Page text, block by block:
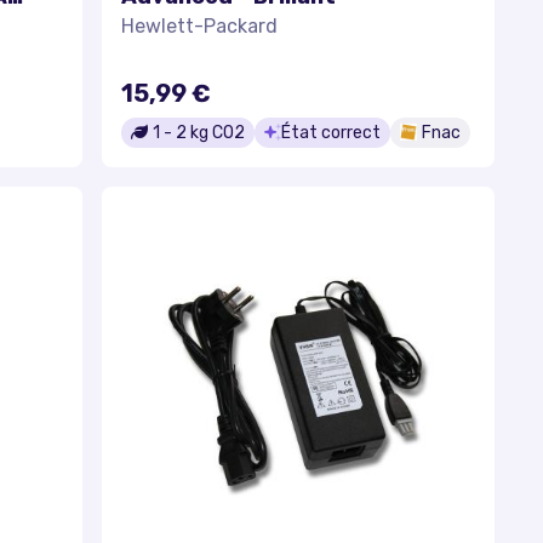
Hewlett-Packard
15,99 €
1 - 2 kg CO2 État correct Fnac